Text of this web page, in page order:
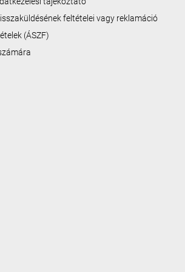
feltételei vagy reklamáció
(ÁSZF)